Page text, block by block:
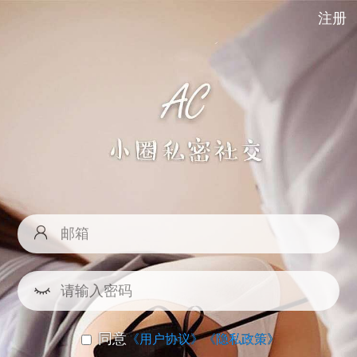
注册
同意《用户协议》《隐私政策》